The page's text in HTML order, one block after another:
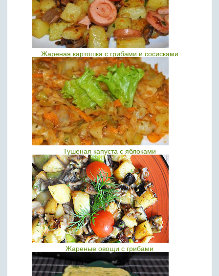
Жареная картошка с грибами и сосисками
Тушеная капуста с яблоками
Жареные овощи с грибами